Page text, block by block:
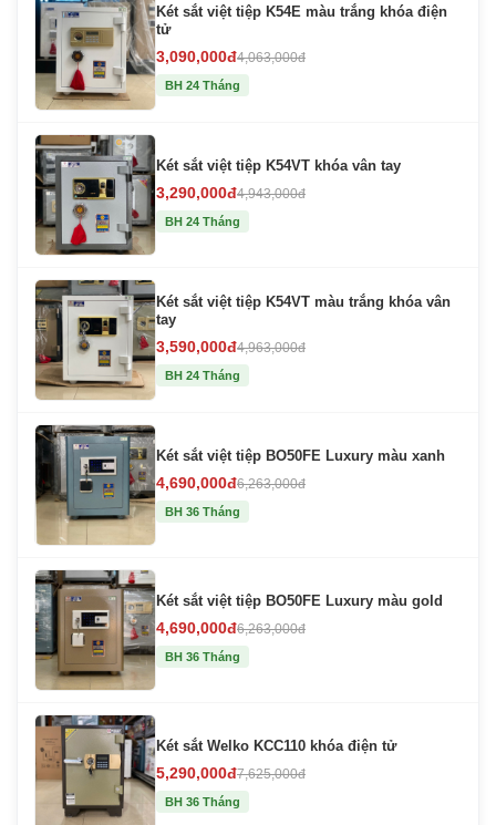
Két sắt việt tiệp K54E màu trắng khóa điện
tử
3,090,000đ4,063,000đ
BH 24 Tháng
Két sắt việt tiệp K54VT khóa vân tay
3,290,000đ4,943,000đ
BH 24 Tháng
Két sắt việt tiệp K54VT màu trắng khóa vân
tay
3,590,000đ4,963,000đ
BH 24 Tháng
Két sắt việt tiệp BO50FE Luxury màu xanh
4,690,000đ6,263,000đ
BH 36 Tháng
Két sắt việt tiệp BO50FE Luxury màu gold
4,690,000đ6,263,000đ
BH 36 Tháng
Két sắt Welko KCC110 khóa điện tử
5,290,000đ7,625,000đ
BH 36 Tháng